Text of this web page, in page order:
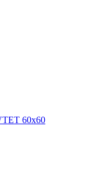
60х60